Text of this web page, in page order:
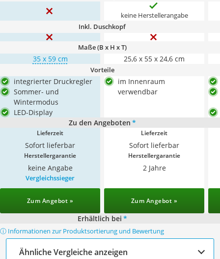
keine Herstellerangabe
Inkl. Duschkopf
Maße (B x H x T)
35 x 59 cm 25,6 x 55 x 24,6 cm
Vorteile
integrierter Druckregler
Sommer- und
Wintermodus
LED-Display
im Innenraum
verwendbar
Zu den Angeboten *
Lieferzeit
Sofort lieferbar
Lieferzeit
Sofort lieferbar
Herstellergarantie
keine Angabe
Herstellergarantie
2 Jahre
Vergleichssieger
Zum Angebot » Zum Angebot »
Erhältlich bei *
ⓘ Informationen zur Produktsortierung und Bewertung
Ähnliche Vergleiche anzeigen